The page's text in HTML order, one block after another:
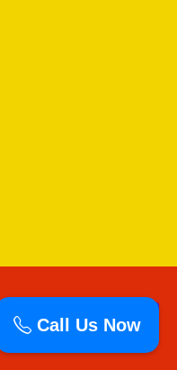
0218 I Jual Mesin
batako
Call Us Now